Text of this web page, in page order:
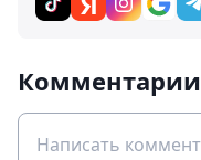
Комментарии